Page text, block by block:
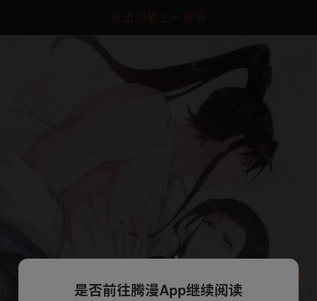
点击加载上一章节
是否前往腾漫App继续阅读